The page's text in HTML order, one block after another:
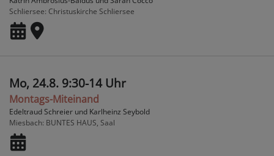
Schliersee Christuskirche Schliersee
Mo, 24.8. 9:30-14 Uhr
Montags-Miteinand
Edeltraud Schreier und Karlheinz Seybold
Miesbach BUNTES HAUS, Saal